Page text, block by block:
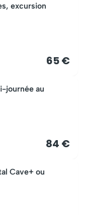
excursion
65 €
journée au
84 €
Cave+ ou